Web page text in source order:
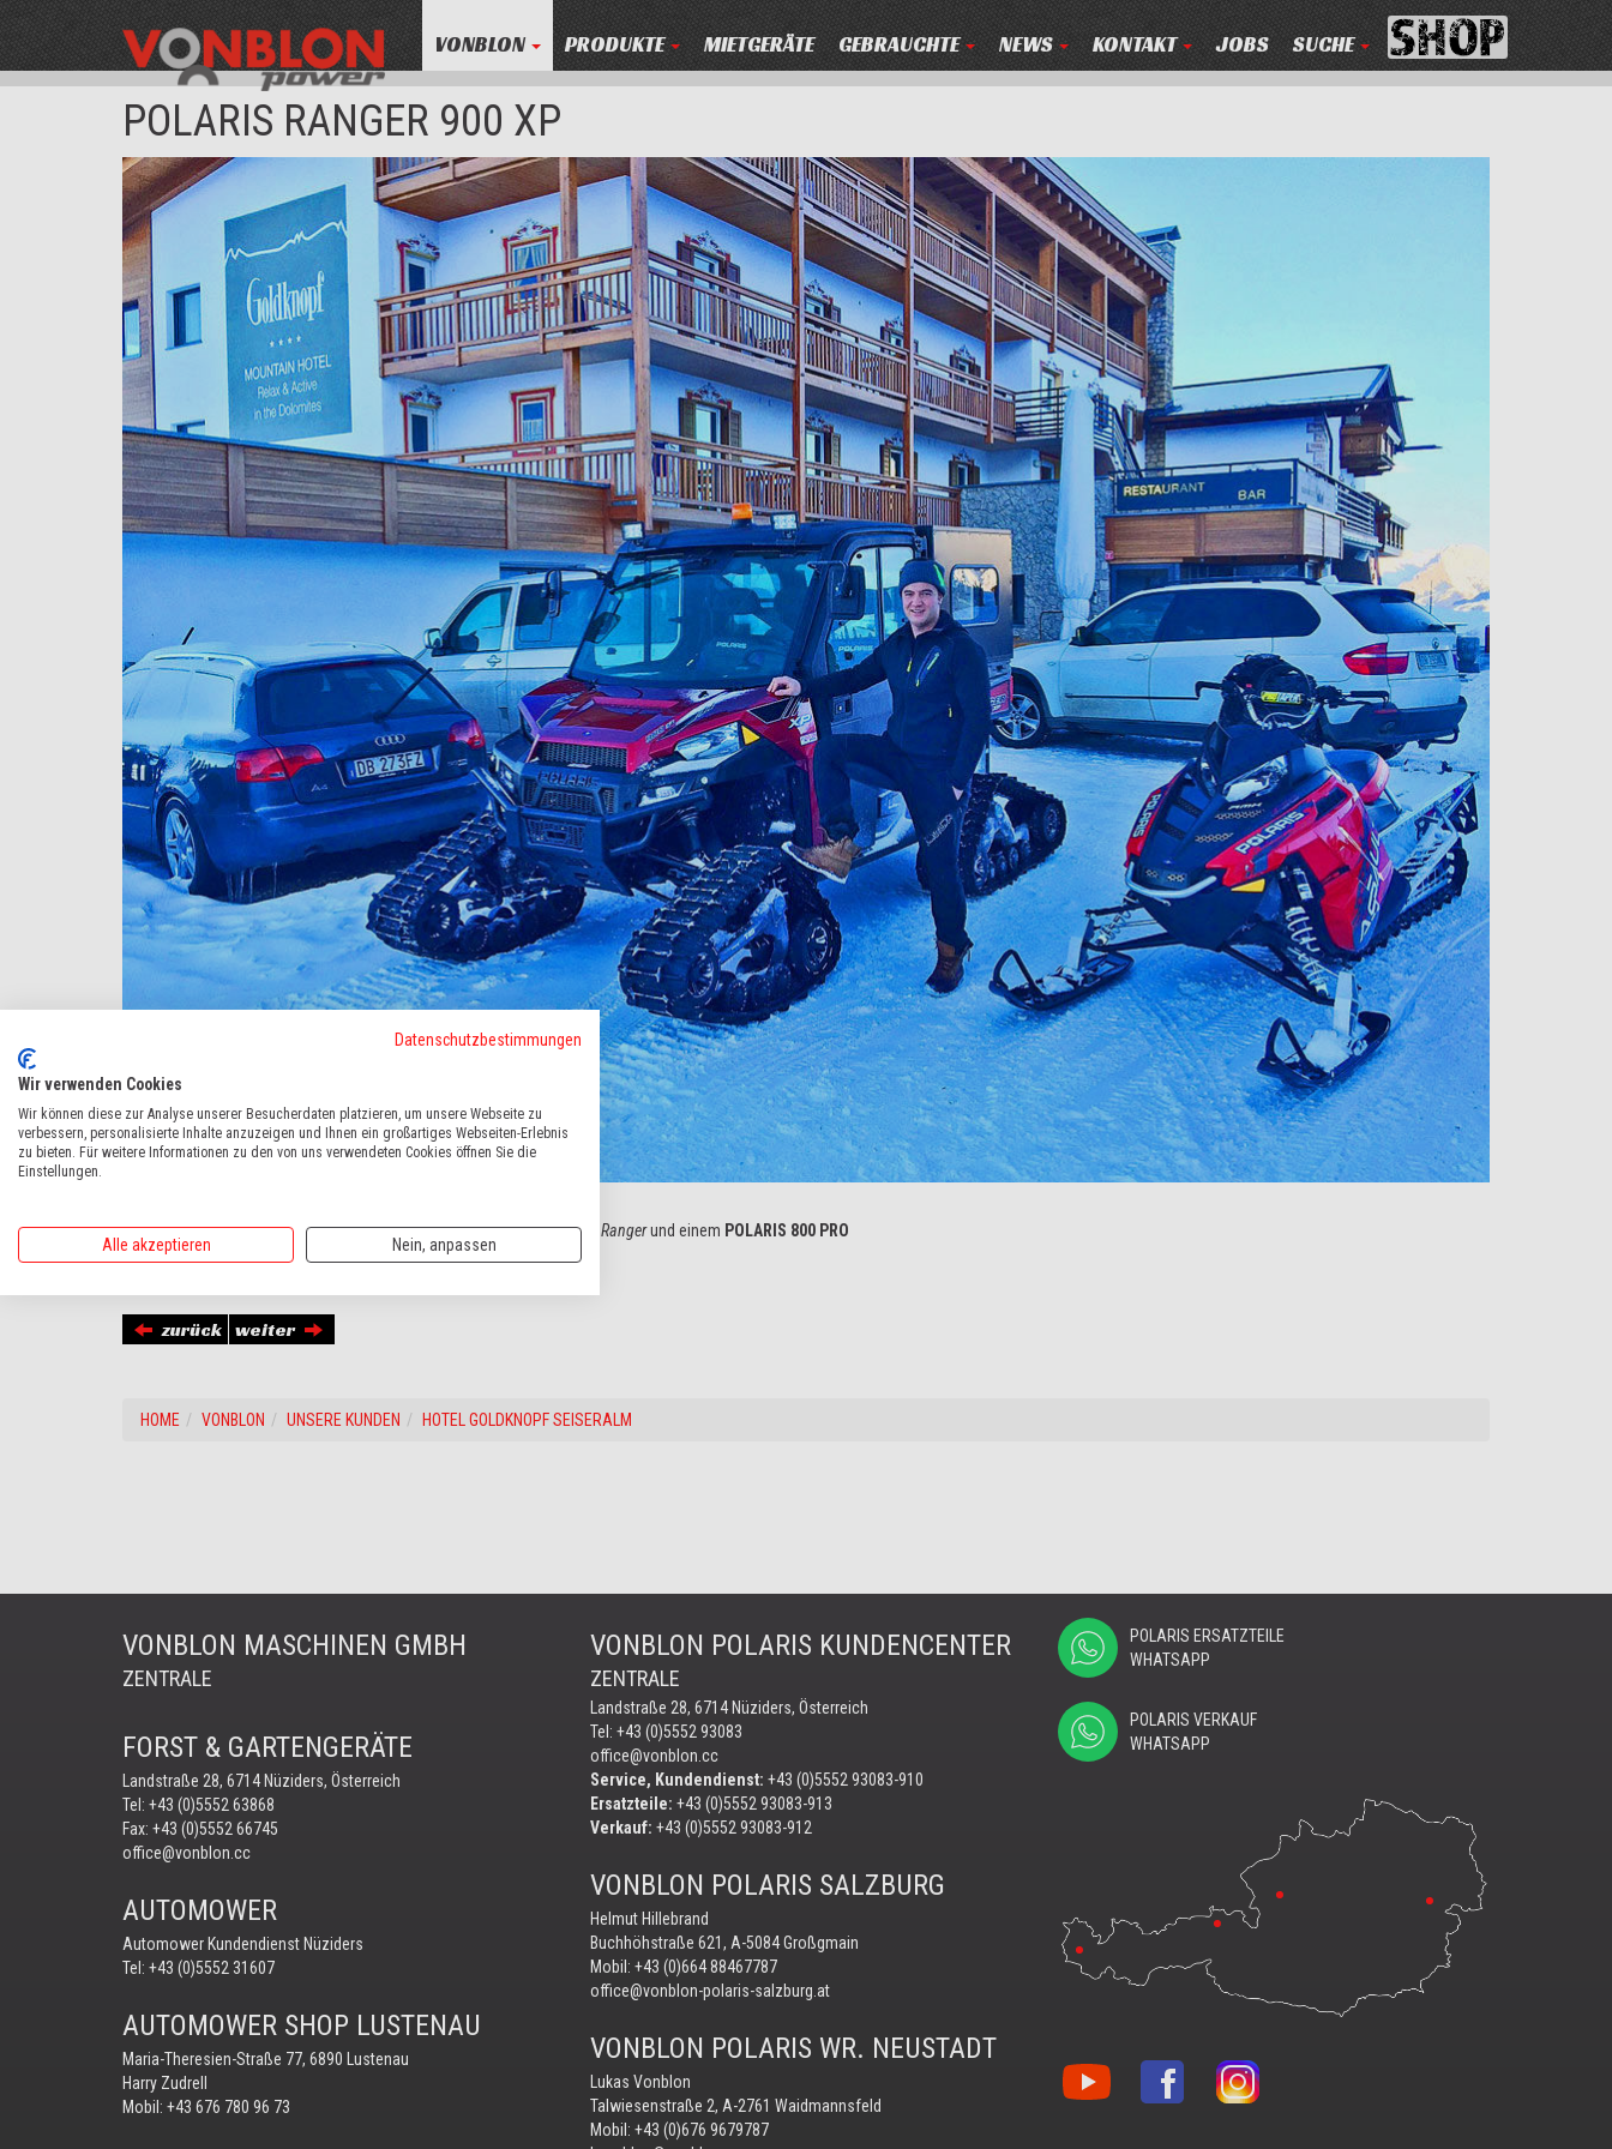
VONBLON PRODUKTE MIETGERÄTE GEBRAUCHTE NEWS KONTAKT JOBS SUCHE
POLARIS RANGER 900 XP
Bestens bestückt ist das Hotel Goldknopf mit einemvollausgestatteten Rangerund einem POLARIS 800 PRO
RMK 155 TDSSportschlitten
zurück weiter
HOME VONBLON UNSERE KUNDEN HOTEL GOLDKNOPF SEISERALM
VONBLON MASCHINEN GMBH
ZENTRALE
FORST & GARTENGERÄTE
Landstraße 28, 6714 Nüziders, Österreich
Tel: +43 (0)5552 63868
Fax: +43 (0)5552 66745
office@vonblon.cc
AUTOMOWER
Automower Kundendienst Nüziders
Tel: +43 (0)5552 31607
AUTOMOWER SHOP LUSTENAU
Maria-Theresien-Straße 77, 6890 Lustenau
Harry Zudrell
Mobil: +43 676 780 96 73
VONBLON POLARIS KUNDENCENTER
ZENTRALE
Landstraße 28, 6714 Nüziders, Österreich
Tel: +43 (0)5552 93083
office@vonblon.cc
Service, Kundendienst: +43 (0)5552 93083-910
Ersatzteile: +43 (0)5552 93083-913
Verkauf: +43 (0)5552 93083-912
VONBLON POLARIS SALZBURG
Helmut Hillebrand
Buchhöhstraße 621, A-5084 Großgmain
Mobil: +43 (0)664 88467787
office@vonblon-polaris-salzburg.at
VONBLON POLARIS WR. NEUSTADT
Lukas Vonblon
Talwiesenstraße 2, A-2761 Waidmannsfeld
Mobil: +43 (0)676 9679787
POLARIS ERSATZTEILE
WHATSAPP
POLARIS VERKAUF
WHATSAPP
Vonblon
auf
Vonblon
Vonblon
auf
Datenschutzbestimmungen
Wir verwenden Cookies
Wir können diese zur Analyse unserer Besucherdaten platzieren, um unsere Webseite zu
verbessern, personalisierte Inhalte anzuzeigen und Ihnen ein großartiges Webseiten-Erlebnis
zu bieten. Für weitere Informationen zu den von uns verwendeten Cookies öffnen Sie die
Einstellungen.
Alle akzeptieren Nein, anpassen